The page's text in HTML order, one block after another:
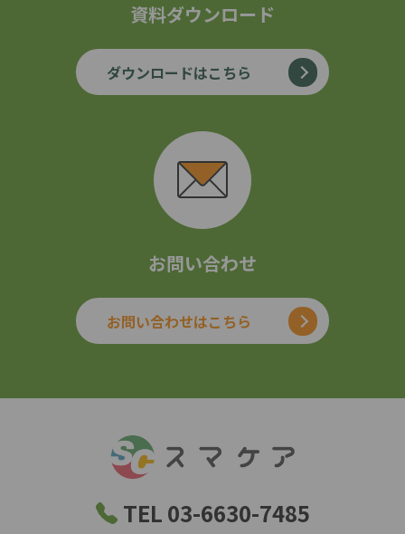
資料ダウンロード
ダウンロードはこちら
お問い合わせ
お問い合わせはこちら
TEL 03-6630-7485